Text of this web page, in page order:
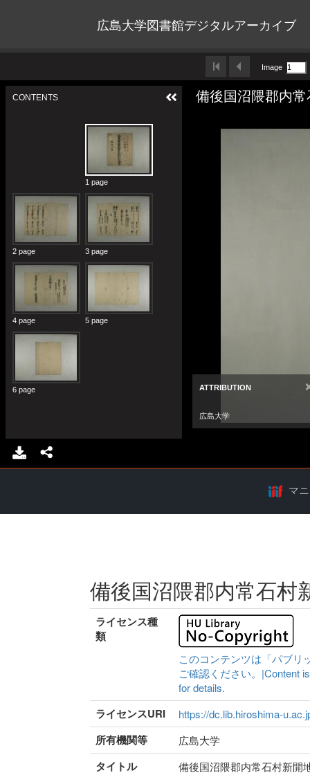
広島大学図書館デジタルアーカイブ
マ
備後国沼隈郡内常石村
ライセンス種
類
このコンテンツは「パブリ
ご確認ください。|Content
for details.
ライセンスURI https://dc.lib.hiroshima-
所有機関等 広島大学
タイトル 備後国沼隈郡内常石村新開